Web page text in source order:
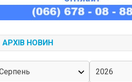
АРХІВ НОВИН